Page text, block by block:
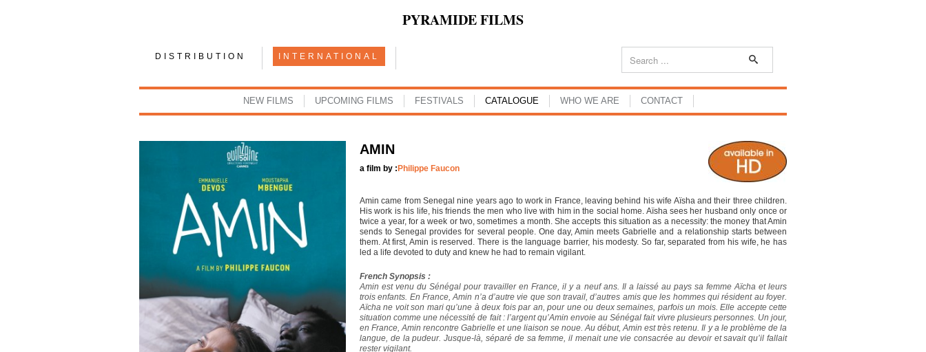
PYRAMIDE FILMS
DISTRIBUTION INTERNATIONAL
NEW FILMS UPCOMING FILMS FESTIVALS CATALOGUE WHO WE ARE CONTACT
AMIN
a film by : Philippe Faucon
Amin came from Senegal nine years ago to work in France, leaving behind his wife Aïsha and their three children.
His work is his life, his friends the men who live with him in the social home. Aïsha sees her husband only once or
twice a year, for a week or two, sometimes a month. She accepts this situation as a necessity: the money that Amin
sends to Senegal provides for several people. One day, Amin meets Gabrielle and a relationship starts between
them. At first, Amin is reserved. There is the language barrier, his modesty. So far, separated from his wife, he has
led a life devoted to duty and knew he had to remain vigilant.
French Synopsis :
Amin est venu du Sénégal pour travailler en France, il y a neuf ans. Il a laissé au pays sa femme Aïcha et leurs
trois enfants. En France, Amin n’a d’autre vie que son travail, d’autres amis que les hommes qui résident au foyer.
Aïcha ne voit son mari qu’une à deux fois par an, pour une ou deux semaines, parfois un mois. Elle accepte cette
situation comme une nécessité de fait : l’argent qu’Amin envoie au Sénégal fait vivre plusieurs personnes. Un jour,
en France, Amin rencontre Gabrielle et une liaison se noue. Au début, Amin est très retenu. Il y a le problème de la
langue, de la pudeur. Jusque-là, séparé de sa femme, il menait une vie consacrée au devoir et savait qu’il fallait
rester vigilant.